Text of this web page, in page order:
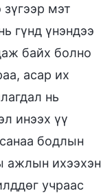
мэт
гүнд үнэндээ
байх болно
асар их
нь
инээх үү
бодлын
ажлын ихээхэн
учраас